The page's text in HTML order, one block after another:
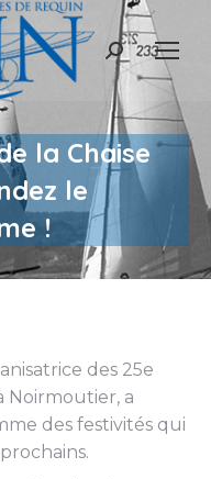
Recherche
la Chaise
le
!
des 25e
Noirmoutier, a
des festivités qui